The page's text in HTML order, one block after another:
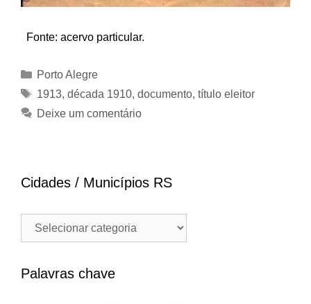
Fonte: acervo particular.
Categorias
Porto Alegre
Tags
1913, década 1910, documento, título eleitor
Deixe um comentário
Cidades / Municípios RS
Municípios
Palavras chave